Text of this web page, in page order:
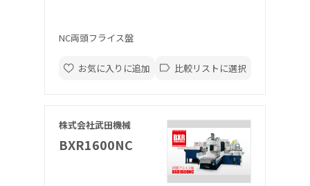
NC両頭フライス盤
お気に入りに追加 比較リストに選択
株式会社武田機械
BXR1600NC